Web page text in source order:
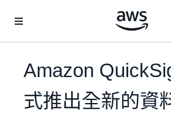
Amazon
式推出全新的資